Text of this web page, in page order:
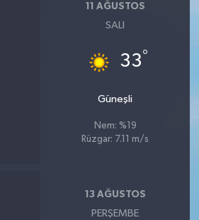
11 AĞUSTOS
SALI
33°
Güneşli
Nem: %19
Rüzgar: 7.11 m/s
13 AĞUSTOS
PERŞEMBE